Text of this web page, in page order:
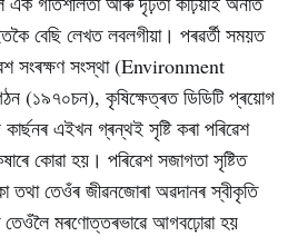
বেছি লেখত লবলগীয়া। পৰৱৰ্তী সময়ত
সংৰক্ষণ সংস্থা (Environment
কৃষিক্ষেত্ৰত ডিডিটি প্ৰয়োগ
এইখন গ্ৰন্থই সৃষ্টি কৰা পৰিৱেশ
কোৱা হয়। পৰিৱেশ সজাগতা সৃষ্টিত
তথা তেওঁৰ জীৱনজোৰা অৱদানৰ স্বীকৃতি
মৰণোত্তৰভাৱে আগবঢ়োৱা হয়